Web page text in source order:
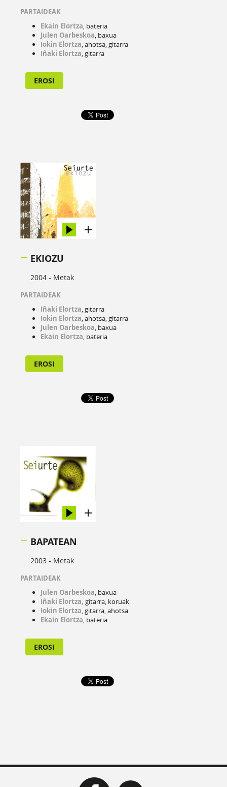
PARTAIDEAK
Ekain Elortza, bateria
Julen Oarbeskoa, baxua
Iokin Elortza, ahotsa, gitarra
Iñaki Elortza, gitarra
EROSI
EKIOZU
2004 - Metak
PARTAIDEAK
Iñaki Elortza, gitarra
Iokin Elortza, ahotsa, gitarra
Julen Oarbeskoa, baxua
Ekain Elortza, bateria
EROSI
BAPATEAN
2003 - Metak
PARTAIDEAK
Julen Oarbeskoa, baxua
Iñaki Elortza, gitarra, koruak
Iokin Elortza, gitarra, ahotsa
Ekain Elortza, bateria
EROSI